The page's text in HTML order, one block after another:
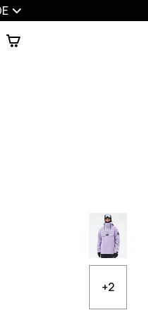
1 000+ Produkte
+2